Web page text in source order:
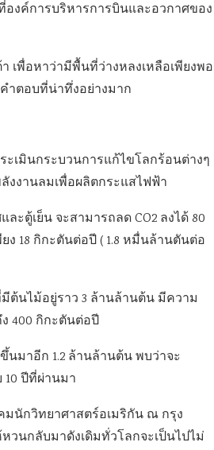
งค์การบริหารการบินและอวกาศของ
เพื่อหาว่ามีพื้นที่ว่างหลงเหลือเพียงพอ
ำตอบที่น่าทึ่งอย่างมาก
เมินกระบวนการแก้ไขโลกร้อนต่างๆ
งงานลมเพื่อผลิตกระแสไฟฟ้า
ะตู้เย็น จะสามารถลด CO2 ลงได้ 80
18 กิกะตันต่อปี ( 1.8 หมื่นล้านตันต่อ
ต้นไม้อยู่ราว 3 ล้านล้านต้น มีความ
400 กิกะตันต่อปี
นมาอีก 1.2 ล้านล้านต้น พบว่าจะ
ปีที่ผ่านมา
มนักวิทยาศาสตร์อเมริกัน ณ กรุง
นกลับมาดังเดิมทั่วโลกจะเป็นไปไม่